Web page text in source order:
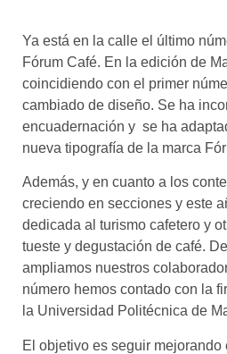
el café siempre tiene
algo nuevo que
enseñarnos
BOLSA DE TRABAJO
¡te imaginas vivir de tu pasión
por el café?
CONTACTO
¡queremos saber
de ti!
Ya está en la calle el último
Fórum Café. En la edición de
coincidiendo con el primer
cambiado de diseño. Se ha
encuadernación y se ha
nueva tipografía de la marca
Además, y en cuanto a los
creciendo en secciones y este
dedicada al turismo cafetero y
tueste y degustación de café.
ampliamos nuestros
número hemos contado con la
la Universidad Politécnica de
El objetivo es seguir